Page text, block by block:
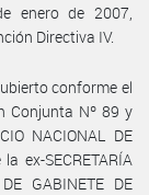
enero de 2007,
Directiva IV.
conforme el
Conjunta Nº 89 y
NACIONAL DE
ex-SECRETARÍA
GABINETE DE